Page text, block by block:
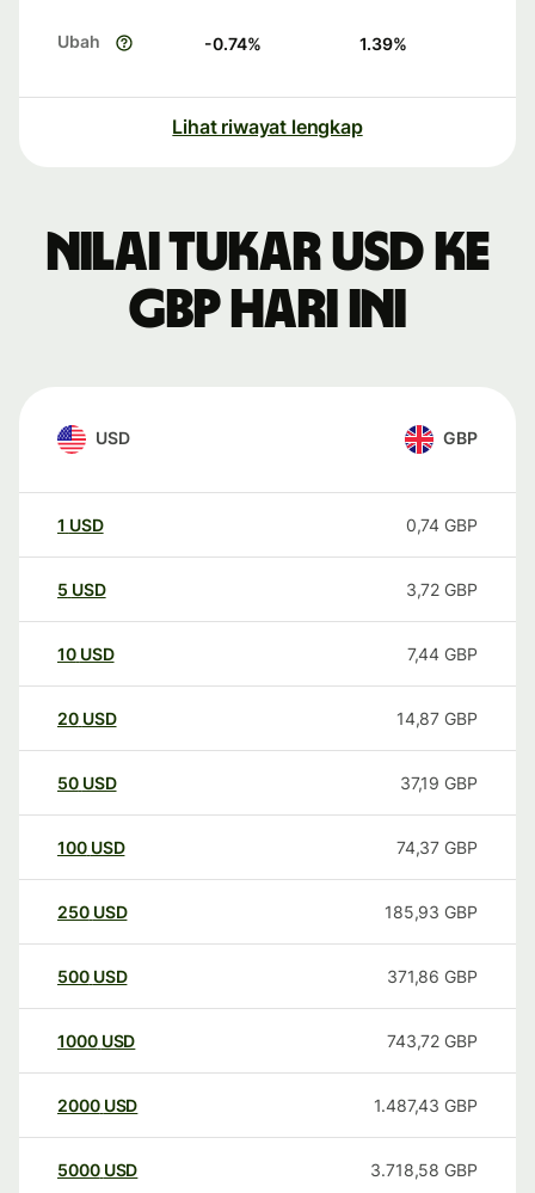
Ubah -0.74% 1.39%
Lihat riwayat lengkap
Nilai tukar USD ke
GBP hari ini
USD GBP
1 USD 0,74 GBP
5 USD 3,72 GBP
10 USD 7,44 GBP
20 USD 14,87 GBP
50 USD 37,19 GBP
100 USD 74,37 GBP
250 USD 185,93 GBP
500 USD 371,86 GBP
1000 USD 743,72 GBP
2000 USD 1.487,43 GBP
5000 USD 3.718,58 GBP